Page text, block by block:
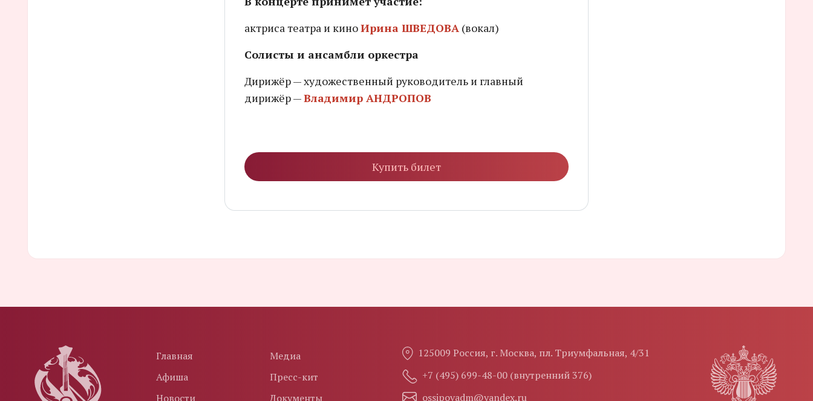
актриса театра и киноИрина ШВЕДОВА (вокал)
Солисты и ансамбли оркестра
Дирижёр — художественный руководитель и главный
дирижёр —Владимир АНДРОПОВ
Купить билет
Главная
Афиша
Новости
Медиа
Пресс-кит
Документы
125009 Россия, г. Москва, пл. Триумфальная, 4/31
+7 (495) 699-48-00 (внутренний 376)
ossipovadm@yandex.ru